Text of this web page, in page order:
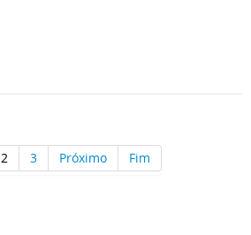
2 3 Próximo Fim